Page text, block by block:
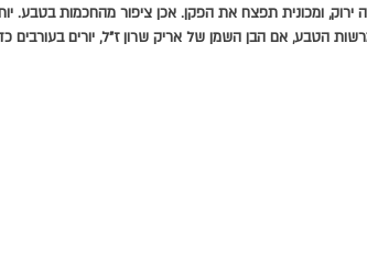
ירוק, ומכונית תפצח את הפקן. אכן ציפור מהחכמות בטבע.
הטבע, אם הבן השמן של אריק שרון ז"ל, יורים בעורבים